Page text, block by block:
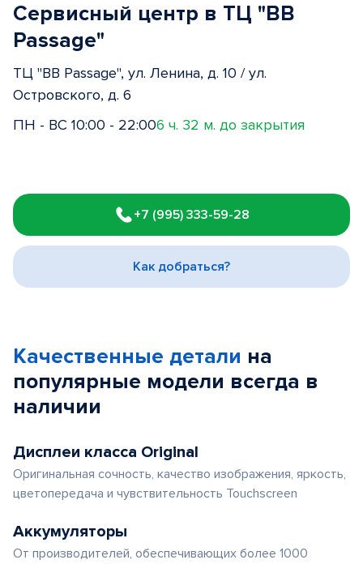
Сервисный центр в ТЦ "BB
Passage"
ТЦ "BB Passage", ул. Ленина, д. 10 / ул.
Островского, д. 6
ПН - ВС 10:00 - 22:006 ч. 32 м. до закрытия
1
of
3
+7 (995) 333-59-28
Как добраться?
Качественные детали на
популярные модели всегда в
наличии
Дисплеи класса Original
Оригинальная сочность, качество изображения, яркость,
цветопередача и чувствительность Touchscreen
Аккумуляторы
От производителей, обеспечивающих более 1000